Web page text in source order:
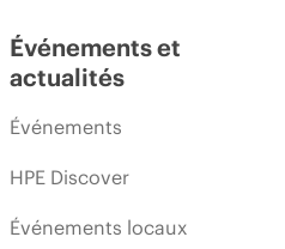
Événements et
actualités
Événements
HPE Discover
Événements locaux